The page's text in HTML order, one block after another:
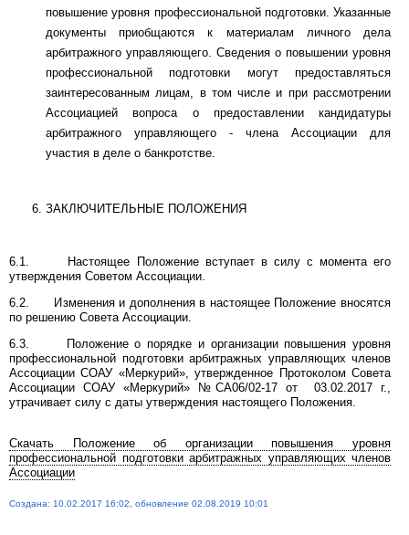
повышение уровня профессиональной подготовки. Указанные
документы приобщаются к материалам личного дела
арбитражного управляющего. Сведения о повышении уровня
профессиональной подготовки могут предоставляться
заинтересованным лицам, в том числе и при рассмотрении
Ассоциацией вопроса о предоставлении кандидатуры
арбитражного управляющего - члена Ассоциации для
участия в деле о банкротстве.
ЗАКЛЮЧИТЕЛЬНЫЕ ПОЛОЖЕНИЯ
6.1. Настоящее Положение вступает в силу с момента его
утверждения Советом Ассоциации.
6.2. Изменения и дополнения в настоящее Положение вносятся
по решению Совета Ассоциации.
6.3. Положение о порядке и организации повышения уровня
профессиональной подготовки арбитражных управляющих членов
Ассоциации СОАУ «Меркурий», утвержденное Протоколом Совета
Ассоциации СОАУ «Меркурий» №СА06/02-17 от 03.02.2017 г.,
утрачивает силу с даты утверждения настоящего Положения.
Скачать Положение об организации повышения уровня
профессиональной подготовки арбитражных управляющих членов
Ассоциации
Создана: 10.02.2017 16:02, обновление 02.08.2019 10:01